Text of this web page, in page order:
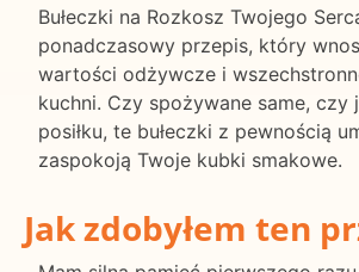
Bułeczki na Rozkosz Twojego
ponadczasowy przepis, który
wartości odżywcze i
kuchni. Czy spożywane same, czy
posiłku, te bułeczki z pewnością
zaspokoją Twoje kubki smakowe.
Jak zdobyłem ten